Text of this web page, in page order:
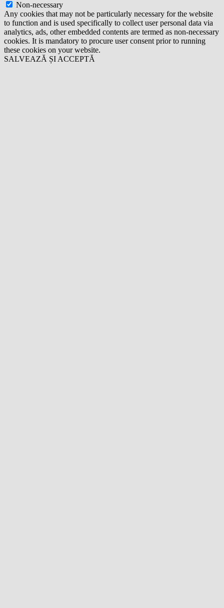
Non-necessary
Any cookies that may not be particularly necessary for the website
to function and is used specifically to collect user personal data via
analytics, ads, other embedded contents are termed as non-necessary
cookies. It is mandatory to procure user consent prior to running
these cookies on your website.
SALVEAZĂ ȘI ACCEPTĂ